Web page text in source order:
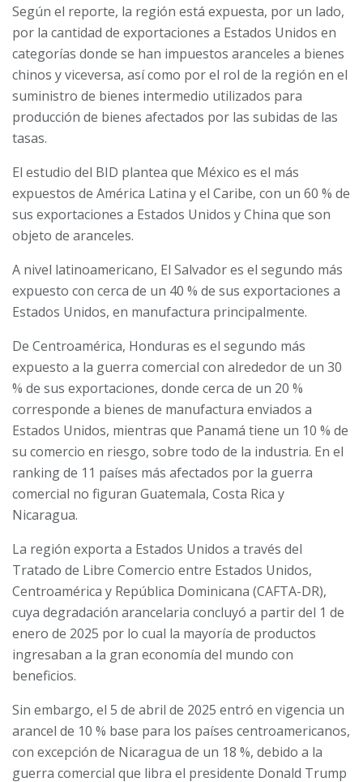
Según el reporte, la región está expuesta, por un lado,
por la cantidad de exportaciones a Estados Unidos en
categorías donde se han impuestos aranceles a bienes
chinos y viceversa, así como por el rol de la región en el
suministro de bienes intermedio utilizados para
producción de bienes afectados por las subidas de las
tasas.
El estudio del BID plantea que México es el más
expuestos de América Latina y el Caribe, con un 60 % de
sus exportaciones a Estados Unidos y China que son
objeto de aranceles.
A nivel latinoamericano, El Salvador es el segundo más
expuesto con cerca de un 40 % de sus exportaciones a
Estados Unidos, en manufactura principalmente.
De Centroamérica, Honduras es el segundo más
expuesto a la guerra comercial con alrededor de un 30
% de sus exportaciones, donde cerca de un 20 %
corresponde a bienes de manufactura enviados a
Estados Unidos, mientras que Panamá tiene un 10 % de
su comercio en riesgo, sobre todo de la industria. En el
ranking de 11 países más afectados por la guerra
comercial no figuran Guatemala, Costa Rica y
Nicaragua.
La región exporta a Estados Unidos a través del
Tratado de Libre Comercio entre Estados Unidos,
Centroamérica y República Dominicana (CAFTA-DR),
cuya degradación arancelaria concluyó a partir del 1 de
enero de 2025 por lo cual la mayoría de productos
ingresaban a la gran economía del mundo con
beneficios.
Sin embargo, el 5 de abril de 2025 entró en vigencia un
arancel de 10 % base para los países centroamericanos,
con excepción de Nicaragua de un 18 %, debido a la
guerra comercial que libra el presidente Donald Trump